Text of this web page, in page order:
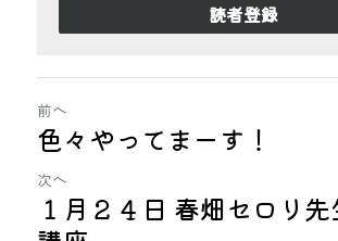
読者登録
前へ
色々やってまーす！
次へ
１月２４日 春畑セロリ